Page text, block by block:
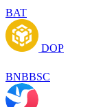
BAT
DOP
BNBBSC